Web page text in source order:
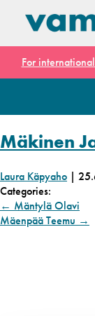
For
Mäkinen
Laura Käpyaho |
Categories:
← Mäntylä Olavi
Mäenpää Teemu →